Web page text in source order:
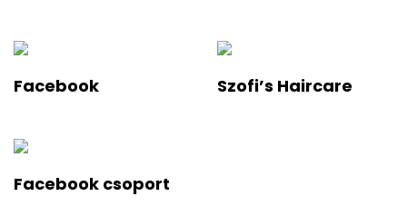
Facebook Szofi’s Haircare
Facebook csoport